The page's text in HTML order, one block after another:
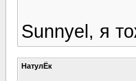
Sunnyel, я
НатулЁк